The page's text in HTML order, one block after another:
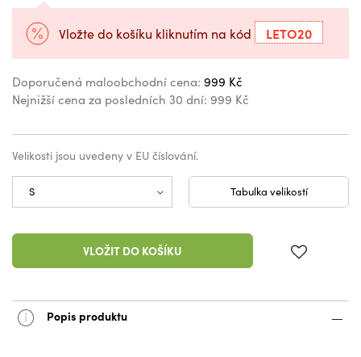
Vložte do košíku kliknutím na kód LETO20
Doporučená maloobchodní cena: 999 Kč
Nejnižší cena za posledních 30 dní: 999 Kč
Velikosti jsou uvedeny v EU číslování.
Tabulka velikostí
VLOŽIT DO KOŠÍKU
Popis produktu